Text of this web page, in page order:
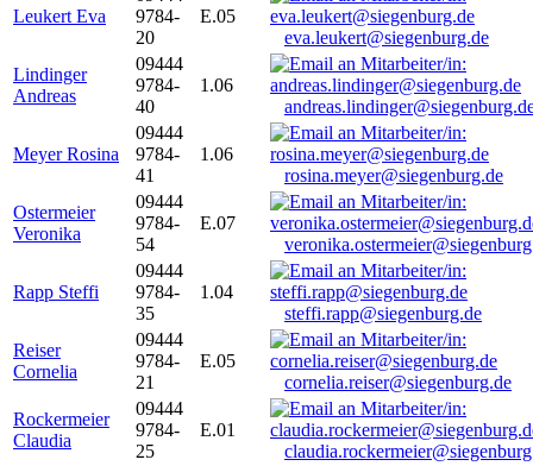
Leukert Eva
9784-
20
E.05
eva.leukert@siegenburg.de
Lindinger
Andreas
09444
9784-
40
1.06
Meyer Rosina
09444
9784-
41
1.06
rosina.meyer@siegenburg.de
Ostermeier
Veronika
09444
9784-
54
E.07
Rapp Steffi
09444
9784-
35
1.04
steffi.rapp@siegenburg.de
Reiser
Cornelia
09444
9784-
21
E.05
cornelia.reiser@siegenburg.de
Rockermeier
Claudia
09444
9784-
25
E.01